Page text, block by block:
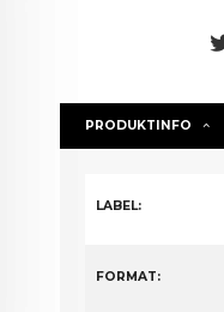
PRODUKTINFO
LABEL:
FORMAT: